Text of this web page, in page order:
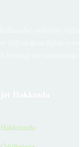
Hakkımızda